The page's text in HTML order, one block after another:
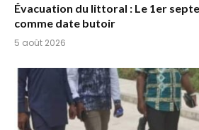
Évacuation du littoral : Le 1er
comme date butoir
5 août 2026